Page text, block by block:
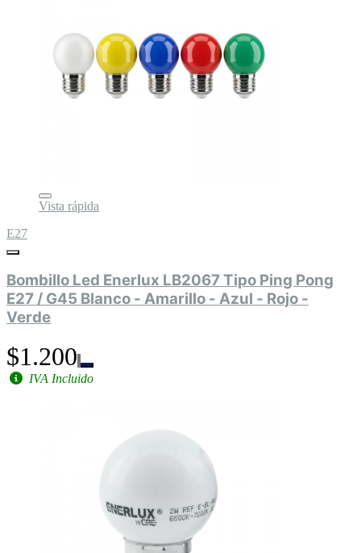
Vista rápida
E27
Bombillo Led Enerlux LB2067 Tipo Ping Pong
E27 / G45 Blanco - Amarillo - Azul - Rojo -
Verde
$1.200
IVA Incluido